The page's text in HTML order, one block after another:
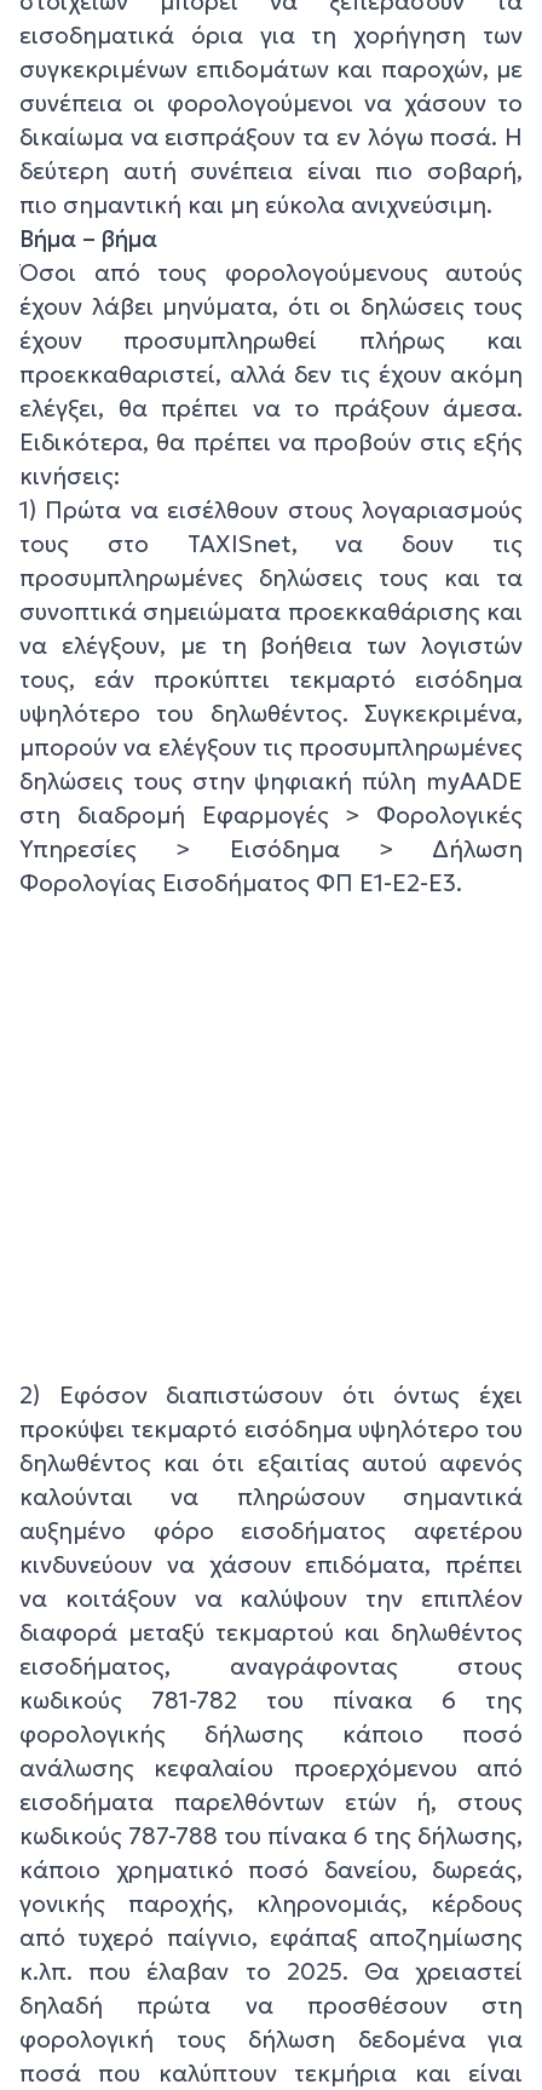
εισοδηματικά όρια για τη χορήγηση των
συγκεκριμένων επιδομάτων και παροχών, με
συνέπεια οι φορολογούμενοι να χάσουν το
δικαίωμα να εισπράξουν τα εν λόγω ποσά. Η
δεύτερη αυτή συνέπεια είναι πιο σοβαρή,
πιο σημαντική και μη εύκολα ανιχνεύσιμη.
Βήμα – βήμα
Όσοι από τους φορολογούμενους αυτούς
έχουν λάβει μηνύματα, ότι οι δηλώσεις τους
έχουν προσυμπληρωθεί πλήρως και
προεκκαθαριστεί, αλλά δεν τις έχουν ακόμη
ελέγξει, θα πρέπει να το πράξουν άμεσα.
Ειδικότερα, θα πρέπει να προβούν στις εξής
κινήσεις:
1) Πρώτα να εισέλθουν στους λογαριασμούς
τους στο TAXISnet, να δουν τις
προσυμπληρωμένες δηλώσεις τους και τα
συνοπτικά σημειώματα προεκκαθάρισης και
να ελέγξουν, με τη βοήθεια των λογιστών
τους, εάν προκύπτει τεκμαρτό εισόδημα
υψηλότερο του δηλωθέντος. Συγκεκριμένα,
μπορούν να ελέγξουν τις προσυμπληρωμένες
δηλώσεις τους στην ψηφιακή πύλη myAADE
στη διαδρομή Εφαρμογές > Φορολογικές
Υπηρεσίες > Εισόδημα > Δήλωση
Φορολογίας Εισοδήματος ΦΠ Ε1-Ε2-Ε3.
2) Εφόσον διαπιστώσουν ότι όντως έχει
προκύψει τεκμαρτό εισόδημα υψηλότερο του
δηλωθέντος και ότι εξαιτίας αυτού αφενός
καλούνται να πληρώσουν σημαντικά
αυξημένο φόρο εισοδήματος αφετέρου
κινδυνεύουν να χάσουν επιδόματα, πρέπει
να κοιτάξουν να καλύψουν την επιπλέον
διαφορά μεταξύ τεκμαρτού και δηλωθέντος
εισοδήματος, αναγράφοντας στους
κωδικούς 781-782 του πίνακα 6 της
φορολογικής δήλωσης κάποιο ποσό
ανάλωσης κεφαλαίου προερχόμενου από
εισοδήματα παρελθόντων ετών ή, στους
κωδικούς 787-788 του πίνακα 6 της δήλωσης,
κάποιο χρηματικό ποσό δανείου, δωρεάς,
γονικής παροχής, κληρονομιάς, κέρδους
από τυχερό παίγνιο, εφάπαξ αποζημίωσης
κ.λπ. που έλαβαν το 2025. Θα χρειαστεί
δηλαδή πρώτα να προσθέσουν στη
φορολογική τους δήλωση δεδομένα για
ποσά που καλύπτουν τεκμήρια και είναι